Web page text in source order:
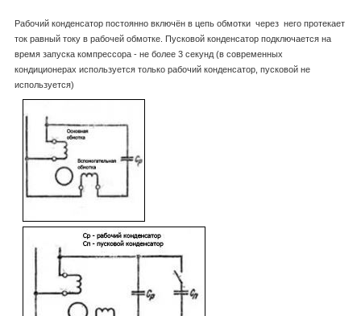
Рабочий конденсатор постоянно включён в цепь обмотки через него протекает
ток равный току в рабочей обмотке. Пусковой конденсатор подключается на
время запуска компрессора - не более 3 секунд (в современных
кондиционерах используется только рабочий конденсатор, пусковой не
используется)